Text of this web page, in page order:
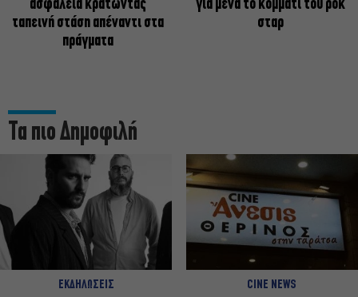
ασφάλεια κρατώντας
ταπεινή στάση απέναντι στα
πράγματα
για μένα το κομμάτι του ροκ
σταρ
Τα πιο Δημοφιλή
ΕΚΔΗΛΩΣΕΙΣ CINE NEWS